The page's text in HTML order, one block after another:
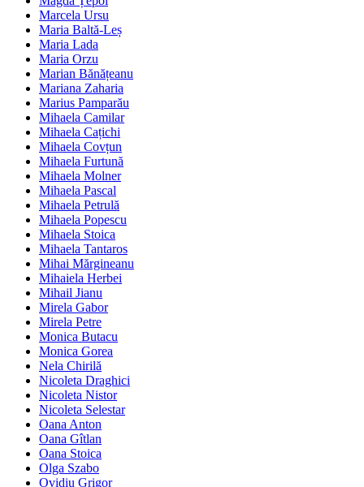
Marcela Ursu
Maria Baltă-Leș
Maria Lada
Maria Orzu
Marian Bănățeanu
Mariana Zaharia
Marius Pamparău
Mihaela Camilar
Mihaela Cațichi
Mihaela Covțun
Mihaela Furtună
Mihaela Molner
Mihaela Pascal
Mihaela Petrulă
Mihaela Popescu
Mihaela Stoica
Mihaela Tantaros
Mihai Mărgineanu
Mihaiela Herbei
Mihail Jianu
Mirela Gabor
Mirela Petre
Monica Butacu
Monica Gorea
Nela Chirilă
Nicoleta Draghici
Nicoleta Nistor
Nicoleta Selestar
Oana Anton
Oana Gîtlan
Oana Stoica
Olga Szabo
Ovidiu Grigor